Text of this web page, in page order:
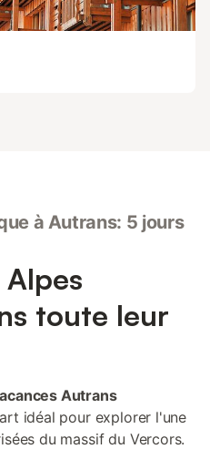
à Autrans: 5 jours
toute leur
Autrans
idéal pour explorer l'une
du massif du Vercors.